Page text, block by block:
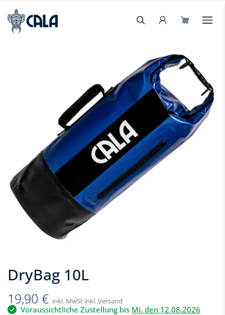
DryBag 10L
19,90 € inkl. MwSt inkl. Versand
Voraussichtliche Zustellung bis Mi. den 12.08.2026